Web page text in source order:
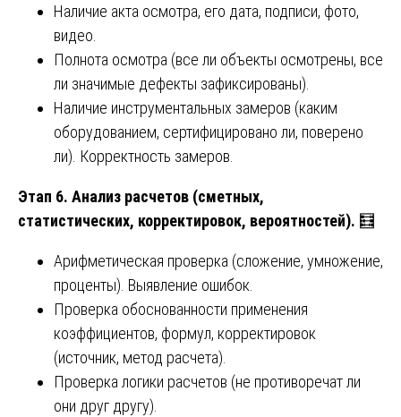
Наличие акта осмотра, его дата, подписи, фото,
видео.
Полнота осмотра (все ли объекты осмотрены, все
ли значимые дефекты зафиксированы).
Наличие инструментальных замеров (каким
оборудованием, сертифицировано ли, поверено
ли). Корректность замеров.
Этап 6. Анализ расчетов (сметных,
статистических, корректировок, вероятностей). 🧮
Арифметическая проверка (сложение, умножение,
проценты). Выявление ошибок.
Проверка обоснованности применения
коэффициентов, формул, корректировок
(источник, метод расчета).
Проверка логики расчетов (не противоречат ли
они друг другу).